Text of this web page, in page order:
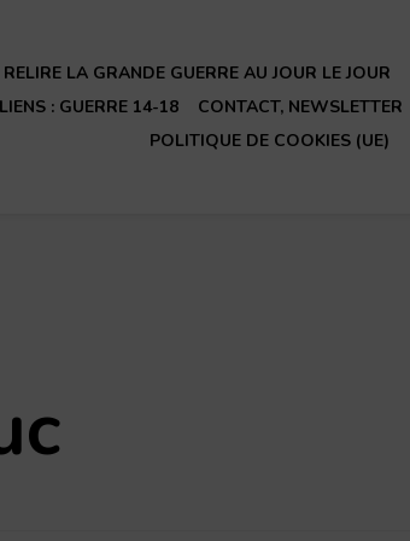
RELIRE LA GRANDE GUERRE AU JOUR LE JOUR
LIENS : GUERRE 14-18 CONTACT, NEWSLETTER
POLITIQUE DE COOKIES (UE)